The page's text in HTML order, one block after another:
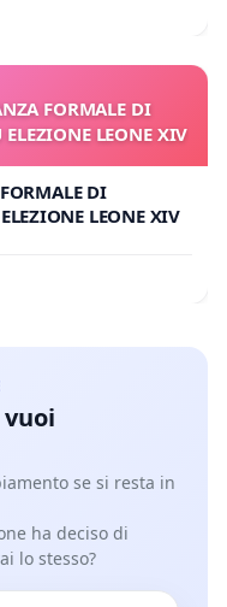
FORMALE DI
LEONE XIV
DI
LEONE XIV
vuoi
se si resta in
ha deciso di
lo stesso?